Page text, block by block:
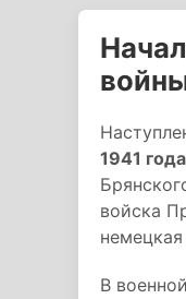
1941 года
войска
В